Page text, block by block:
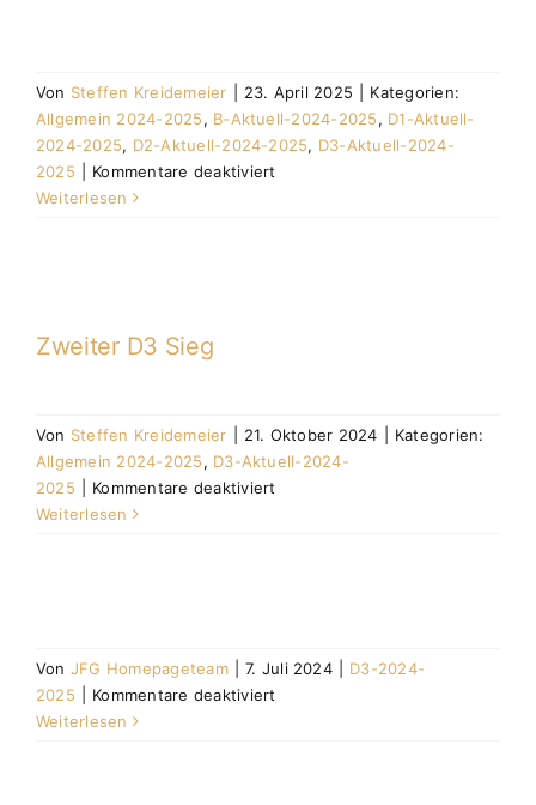
Von Steffen Kreidemeier 23. April 2025
Kategorien:
Allgemein 2024-2025, B-Aktuell-2024-2025, D1-Aktuell-
2024-2025, D2-Aktuell-2024-2025, D3-Aktuell-2024-
2025
Kommentare deaktiviert
Weiterlesen
Zweiter D3 Sieg
Von Steffen Kreidemeier 21. Oktober 2024
Kategorien:
Allgemein 2024-2025, D3-Aktuell-2024-
2025
Kommentare deaktiviert
Weiterlesen
Von JFG Homepageteam 7. Juli 2024
D3-2024-
2025
Kommentare deaktiviert
Weiterlesen